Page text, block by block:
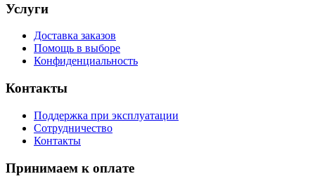
Услуги
Доставка заказов
Помощь в выборе
Конфиденциальность
Контакты
Поддержка при эксплуатации
Сотрудничество
Контакты
Принимаем к оплате